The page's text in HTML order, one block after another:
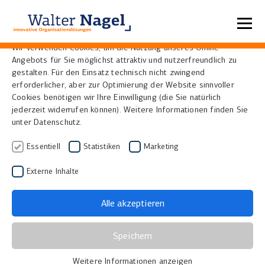
Home News
Württembergische
Landesbibliothek (WLB)
erweitert ihre
Digitalisierungswerkstatt
um den Buchscanner
Suprascan II von i2s
01.12.2011| Bibliotheken, Museen und Archive
Datenschutzeinstellungen
Wir verwenden Cookies, um die Nutzung unseres Online-
Angebots für Sie möglichst attraktiv und nutzerfreundlich zu
gestalten. Für den Einsatz technisch nicht zwingend
erforderlicher, aber zur Optimierung der Website sinnvoller
Cookies benötigen wir Ihre Einwilligung (die Sie natürlich
jederzeit widerrufen können). Weitere Informationen finden Sie
unter Datenschutz.
Essentiell Statistiken Marketing
Externe Inhalte
Alle akzeptieren
Speichern
Weitere Informationen anzeigen